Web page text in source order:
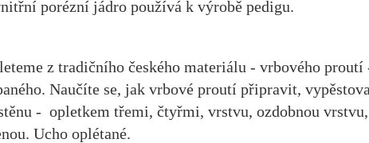
porézní jádro používá k výrobě pedigu.
z tradičního českého materiálu - vrbového proutí
Naučíte se, jak vrbové proutí připravit,
- opletkem třemi, čtyřmi, vrstvu, ozdobnou
Ucho oplétané.